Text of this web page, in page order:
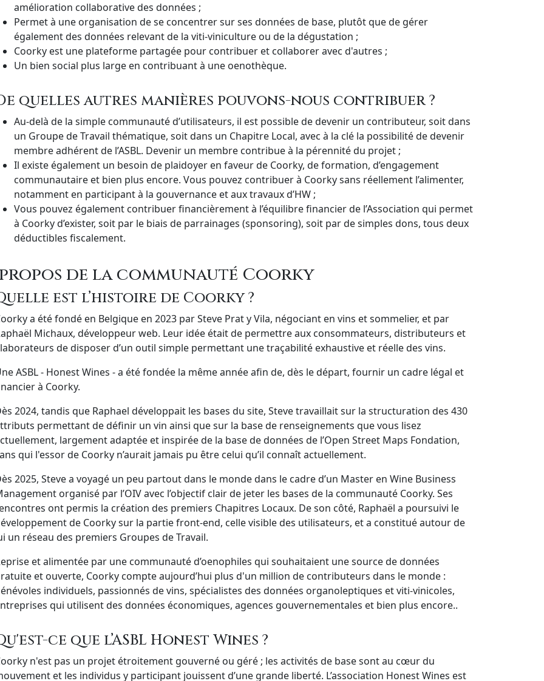
amélioration collaborative des données ;
Permet à une organisation de se concentrer sur ses données de base, plutôt que de gérer
également des données relevant de la viti-viniculture ou de la dégustation ;
Coorky est une plateforme partagée pour contribuer et collaborer avec d'autres ;
Un bien social plus large en contribuant à une oenothèque.
quelles autres manières pouvons-nous contribuer ?
Au-delà de la simple communauté d’utilisateurs, il est possible de devenir un contributeur, soit dans
un Groupe de Travail thématique, soit dans un Chapitre Local, avec à la clé la possibilité de devenir
membre adhérent de l’ASBL. Devenir un membre contribue à la pérennité du projet ;
Il existe également un besoin de plaidoyer en faveur de Coorky, de formation, d’engagement
communautaire et bien plus encore. Vous pouvez contribuer à Coorky sans réellement l’alimenter,
notamment en participant à la gouvernance et aux travaux d’HW ;
Vous pouvez également contribuer financièrement à l’équilibre financier de l’Association qui permet
à Coorky d’exister, soit par le biais de parrainages (sponsoring), soit par de simples dons, tous deux
déductibles fiscalement.
de la communauté Coorky
est l’histoire de Coorky ?
a été fondé en Belgique en 2023 par Steve Prat y Vila, négociant en vins et sommelier, et par
Michaux, développeur web. Leur idée était de permettre aux consommateurs, distributeurs et
de disposer d’un outil simple permettant une traçabilité exhaustive et réelle des vins.
ASBL - Honest Wines - a été fondée la même année afin de, dès le départ, fournir un cadre légal et
à Coorky.
2024, tandis que Raphael développait les bases du site, Steve travaillait sur la structuration des 430
permettant de définir un vin ainsi que sur la base de renseignements que vous lisez
largement adaptée et inspirée de la base de données de l’Open Street Maps Fondation,
qui l'essor de Coorky n’aurait jamais pu être celui qu’il connaît actuellement.
2025, Steve a voyagé un peu partout dans le monde dans le cadre d’un Master en Wine Business
organisé par l’OIV avec l’objectif clair de jeter les bases de la communauté Coorky. Ses
ont permis la création des premiers Chapitres Locaux. De son côté, Raphaël a poursuivi le
de Coorky sur la partie front-end, celle visible des utilisateurs, et a constitué autour de
un réseau des premiers Groupes de Travail.
et alimentée par une communauté d’oenophiles qui souhaitaient une source de données
et ouverte, Coorky compte aujourd’hui plus d'un million de contributeurs dans le monde :
individuels, passionnés de vins, spécialistes des données organoleptiques et viti-vinicoles,
qui utilisent des données économiques, agences gouvernementales et bien plus encore..
ce que l’ASBL Honest Wines ?
n'est pas un projet étroitement gouverné ou géré ; les activités de base sont au cœur du
et les individus y participant jouissent d’une grande liberté. L’association Honest Wines est